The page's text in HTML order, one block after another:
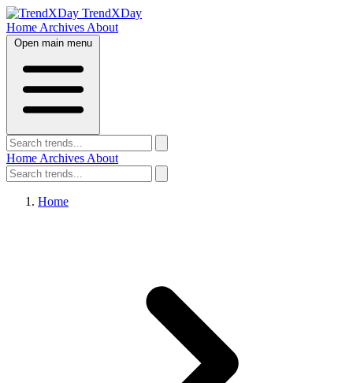
TrendXDay
Home Archives About
Open main menu
Home Archives About
Home